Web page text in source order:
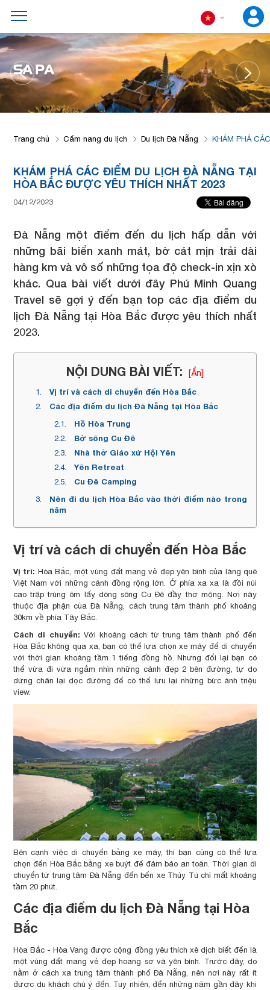
SA PA
Trang chủ Cẩm nang du lịch Du lịch Đà Nẵng KHÁM PHÁ
KHÁM PHÁ CÁC ĐIỂM DU LỊCH ĐÀ NẴNG TẠI
HÒA BẮC ĐƯỢC YÊU THÍCH NHẤT 2023
04/12/2023
Đà Nẵng một điểm đến du lịch hấp dẫn với
những bãi biển xanh mát, bờ cát mịn trải dài
hàng km và vô số những tọa độ check-in xịn xò
khác. Qua bài viết dưới đây Phú Minh Quang
Travel sẽ gợi ý đến bạn top các địa điểm du
lịch Đà Nẵng tại Hòa Bắc được yêu thích nhất
2023.
NỘI DUNG BÀI VIẾT:
[Ẩn]
Vị trí và cách di chuyển đến Hòa Bắc
Các địa điểm du lịch Đà Nẵng tại Hòa Bắc
Hồ Hòa Trung
Bờ sông Cu Đê
Nhà thờ Giáo xứ Hội Yên
Yên Retreat
Cu Đê Camping
Nên đi du lịch Hòa Bắc vào thời điểm nào trong
năm
Vị trí và cách di chuyển đến Hòa Bắc
Vị trí: Hòa Bắc, một vùng đất mang vẻ đẹp yên bình của làng quê
Việt Nam với những cánh đồng rộng lớn. Ở phía xa xa là đồi núi
cao trập trùng ôm lấy dòng sông Cu Đê đầy thơ mộng. Nơi này
thuộc địa phận của Đà Nẵng, cách trung tâm thành phố khoảng
30km về phía Tây Bắc.
Cách di chuyển: Với khoảng cách từ trung tâm thành phố đến
Hòa Bắc không qua xa, bạn có thể lựa chọn xe máy để di chuyển
với thời gian khoảng tầm 1 tiếng đồng hồ. Nhưng đổi lại bạn có
thể vừa đi vừa ngắm nhìn những cảnh đẹp 2 bên đường, tự do
dừng chân lại dọc đường để có thể lưu lại những bức ảnh triệu
view.
Bên cạnh việc di chuyển bằng xe máy, thì bạn cũng có thể lựa
chọn đến Hòa Bắc bằng xe buýt để đảm bảo an toàn. Thời gian di
chuyển từ trung tâm Đà Nẵng đến bến xe Thủy Tú chỉ mất khoảng
tầm 20 phút.
Các địa điểm du lịch Đà Nẵng tại Hòa
Bắc
Hòa Bắc - Hòa Vang được cộng đồng yêu thích xê dịch biết đến là
một vùng đất mang vẻ đẹp hoang sơ và yên bình. Trước đây, do
nằm ở cách xa trung tâm thành phố Đà Nẵng, nên nơi này rất ít
được du khách chú ý đến. Tuy nhiên, đến những năm gần đây khi